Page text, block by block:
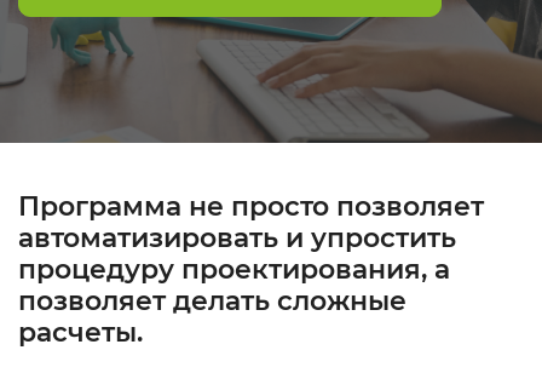
Программа не просто позволяет
автоматизировать и упростить
процедуру проектирования, а
позволяет делать сложные
расчеты.